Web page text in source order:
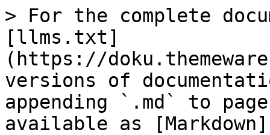
> For the complete
[llms.txt]
(https://
versions of
appending `.md` to
available as [Markdown]